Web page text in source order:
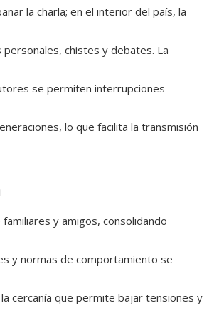
la charla; en el interior del país, la
chistes y debates. La
se permiten interrupciones
lo que facilita la transmisión
y amigos, consolidando
y normas de comportamiento se
cercanía que permite bajar tensiones y